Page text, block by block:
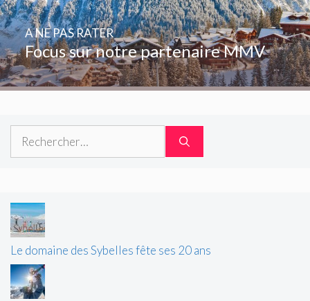
Focus sur notre partenaire MMV
A NE PAS RATER
Le domaine des Sybelles fête ses 20 ans